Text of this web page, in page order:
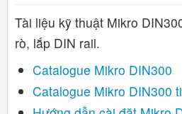
Bảng giá
Tài liệu
Hỗ trợ kỹ thuật
Tài liệu kỹ thuật Mikro
rò, lắp DIN rail.
Catalogue Mikro DIN300
Catalogue Mikro DIN300